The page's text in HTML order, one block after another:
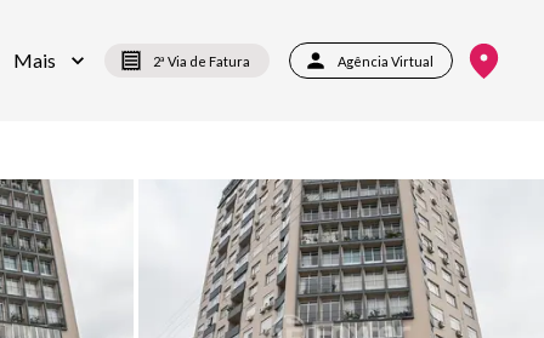
Mais 2ª Via de Fatura Agência Virtual